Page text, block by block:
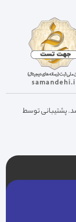
پشتیبانی توسط